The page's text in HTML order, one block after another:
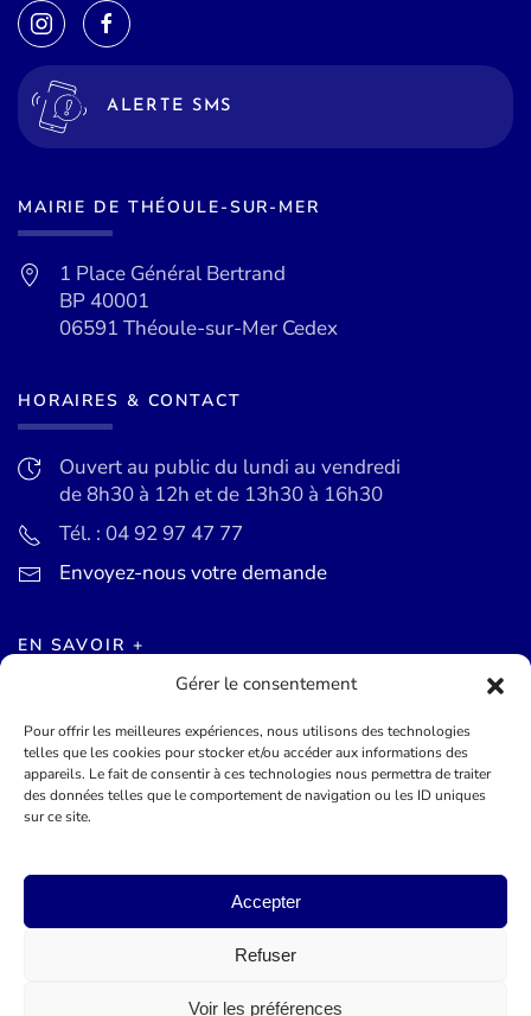
Gérer le consentement
Pour offrir les meilleures expériences, nous utilisons des technologies
telles que les cookies pour stocker et/ou accéder aux informations des
appareils. Le fait de consentir à ces technologies nous permettra de traiter
des données telles que le comportement de navigation ou les ID uniques
sur ce site.
Accepter
Refuser
Voir les préférences
ALERTE SMS
MAIRIE DE THÉOULE-SUR-MER
1 Place Général Bertrand
BP 40001
06591 Théoule-sur-Mer Cedex
HORAIRES & CONTACT
Ouvert au public du lundi au vendredi
de 8h30 à 12h et de 13h30 à 16h30
Tél. : 04 92 97 47 77
Envoyez-nous votre demande
EN SAVOIR +
Agenda des événements
Mentions légales
Conditions générales
©2026Mairie de Théoule-sur-Mer - Site officel - Réalisé par
Lueur Externe, Agence de Communication